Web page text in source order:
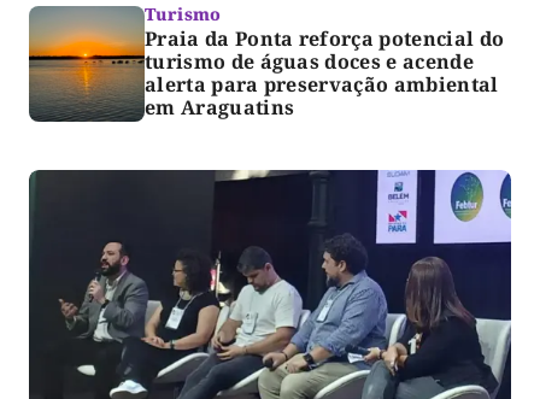
Turismo
Praia da Ponta reforça potencial do
turismo de águas doces e acende
alerta para preservação ambiental
em Araguatins